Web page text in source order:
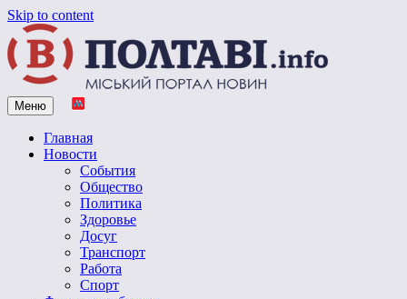
Skip to content
Vpoltave.info
Полтавский портал новостей
Меню
Главная
Новости
События
Общество
Политика
Здоровье
Досуг
Транспорт
Работа
Спорт